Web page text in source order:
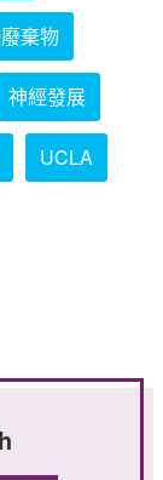
棄物
神經發展
UCLA